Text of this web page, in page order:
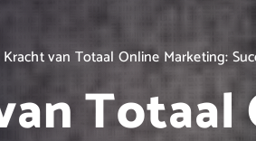
Kracht van Totaal Online Marketing: